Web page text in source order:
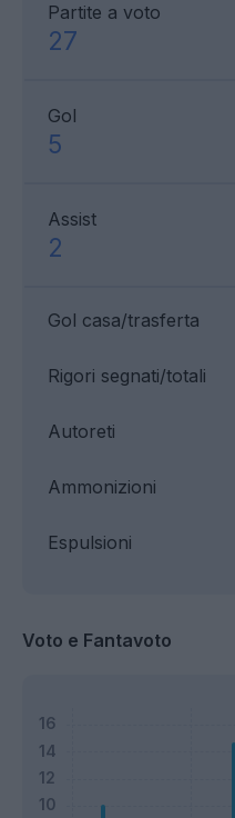
Partite a voto
27
Gol
5
Assist
2
Gol casa/trasferta
Ammonizioni
Rigori segnati/totali
Espulsioni
Autoreti
Voto e Fantavoto